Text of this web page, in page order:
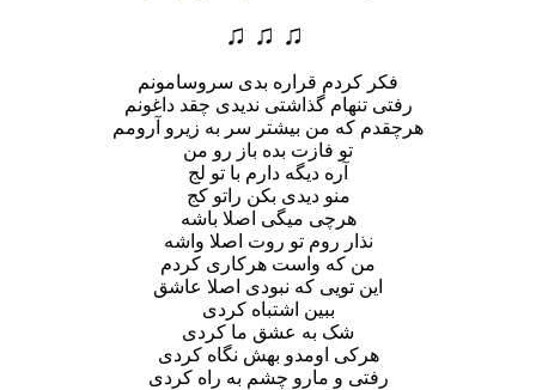
♫ ♫ ♫
فکر کردم قراره بدی سروسامونم
رفتی تنهام گذاشتی ندیدی چقد داغونم
هرچقدم که من بیشتر سر به زیرو آرومم
تو فازت بده باز رو من
آره دیگه دارم با تو لج
منو دیدی بکن راتو کج
هرچی میگی اصلا باشه
نذار روم تو روت اصلا واشه
من که واست هرکاری کردم
این تویی که نبودی اصلا عاشق
ببین اشتباه کردی
شک به عشق ما کردی
هرکی اومدو بهش نگاه کردی
رفتی و مارو چشم به راه کردی